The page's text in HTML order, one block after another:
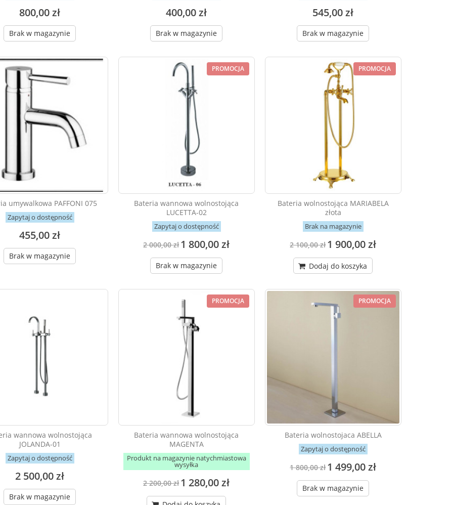
800,00 zł
Brak w magazynie
400,00 zł
Brak w magazynie
545,00 zł
Brak w magazynie
umywalkowa PAFFONI 075
Zapytaj o dostępność
455,00 zł
Brak w magazynie
PROMOCJA
Bateria wannowa wolnostojąca
LUCETTA-02
Zapytaj o dostępność
2 000,00 zł 1 800,00 zł
Brak w magazynie
PROMOCJA
Bateria wolnostojąca MARIABELA
złota
Brak na magazynie
2 100,00 zł1 900,00 zł
Dodaj do koszyka
wannowa wolnostojąca
JOLANDA-01
Zapytaj o dostępność
2 500,00 zł
Brak w magazynie
PROMOCJA
Bateria wannowa wolnostojąca
MAGENTA
Produkt na magazynie natychmiastowa
wysyłka
2 200,00 zł 1 280,00 zł
PROMOCJA
Bateria wolnostojaca ABELLA
Zapytaj o dostępność
1 800,00 zł1 499,00 zł
Brak w magazynie